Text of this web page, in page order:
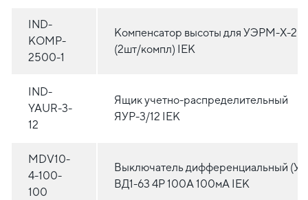
IND-
KOMP-
2500-1
Компенсатор высоты для УЭРМ-Х-
(2шт/компл) IEK
IND-
YAUR-3-
12
Ящик учетно-распределительный
ЯУР-3/12 IEK
MDV10-
4-100-
100
Выключатель дифференциальный
ВД1-63 4Р 100А 100мА IEK